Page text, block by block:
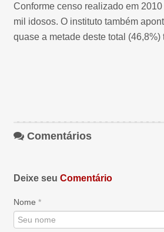
Conforme censo realizado em
mil idosos. O instituto também
quase a metade deste total
Comentários
Deixe seu Comentário
Nome *